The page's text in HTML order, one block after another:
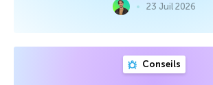
23 Juil 2026
Conseils